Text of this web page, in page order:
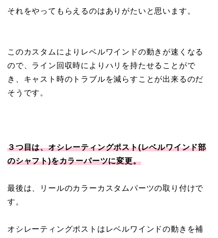
それをやってもらえるのはありがたいと思います。
このカスタムによりレベルワインドの動きが速くなる
ので、ライン回収時によりハリを持たせることがで
き、キャスト時のトラブルを減らすことが出来るのだ
そうです。
３つ目は、オシレーティングポスト(レベルワインド部
のシャフト)をカラーパーツに変更。
最後は、リールのカラーカスタムパーツの取り付けで
す。
オシレーティングポストはレベルワインドの動きを補